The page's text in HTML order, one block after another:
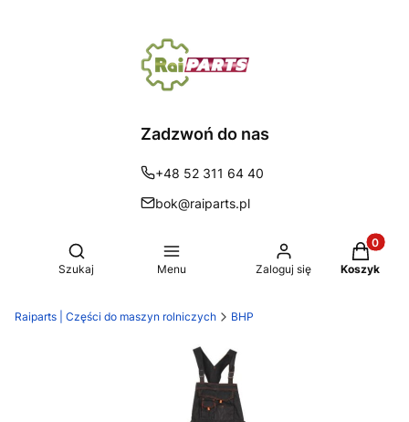
Zadzwoń do nas
+48 52 311 64 40
bok@raiparts.pl
Otwórz wyszukiwarkę
Szukaj Menu Zaloguj się Koszyk
Raiparts | Części do maszyn rolniczych BHP